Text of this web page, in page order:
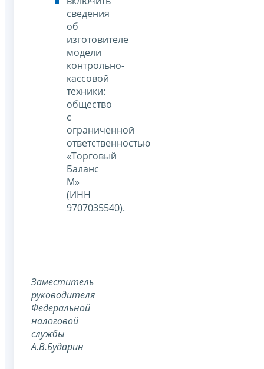
сведения
об
изготовителе
модели
контрольно-
кассовой
техники:
общество
с
ограниченной
ответственностью
«Торговый
Баланс
М»
(ИНН
9707035540).
Заместитель
руководителя
Федеральной
налоговой
службы
А.В.Бударин